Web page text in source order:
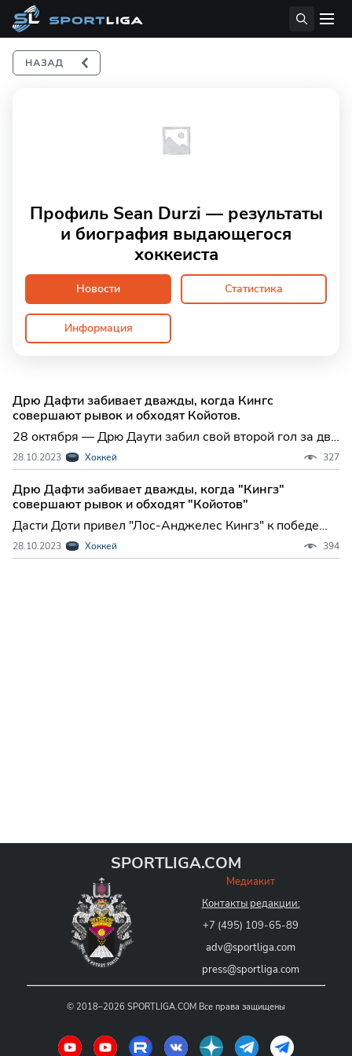
Профиль Sean Durzi — результаты
и биография выдающегося
хоккеиста
Новости Статистика
Информация
Дрю Дафти забивает дважды, когда Кингс
совершают рывок и обходят Койотов.
28 октября — Дрю Даути забил свой второй гол за две
минуты до конца матча, и "Лос-Анджелес Кингз"
смогли реабилитироваться после пропущенных
четырех голов в первые девять минут и одержали
победу со счетом 5-4 над "Аризона Койотс" в пятницу
в Темпе, А
28.10.2023 Хоккей 327
Дрю Дафти забивает дважды, когда "Кингз"
совершают рывок и обходят "Койотов"
Дасти Доти привел "Лос-Анджелес Кингз" к победе
над "Аризона Койотиз" со счетом 5:4 28 октября -
Дасти Доти забил второй гол подряд за две минуты до
28.10.2023 Хоккей 394
SPORTLIGA.COM
Медиакит
Контакты редакции:
+7 (495) 109-65-89
adv@sportliga.com
press@sportliga.com
© 2018–2026 SPORTLIGA.COM Все права защищены